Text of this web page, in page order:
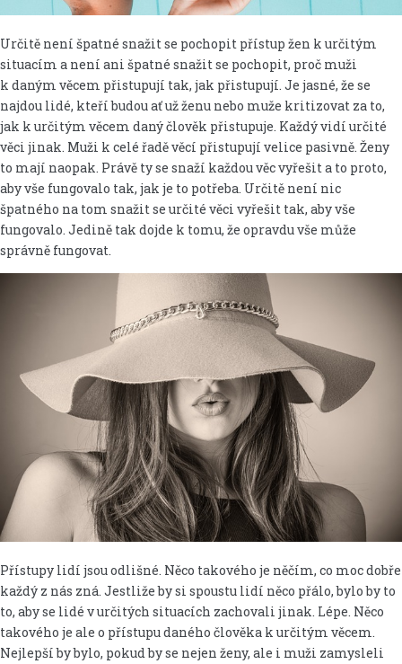
Určitě není špatné snažit se pochopit přístup žen k určitým
situacím a není ani špatné snažit se pochopit, proč muži
k daným věcem přistupují tak, jak přistupují. Je jasné, že se
najdou lidé, kteří budou ať už ženu nebo muže kritizovat za to,
jak k určitým věcem daný člověk přistupuje. Každý vidí určité
věci jinak. Muži k celé řadě věcí přistupují velice pasivně. Ženy
to mají naopak. Právě ty se snaží každou věc vyřešit a to proto,
aby vše fungovalo tak, jak je to potřeba. Určitě není nic
špatného na tom snažit se určité věci vyřešit tak, aby vše
fungovalo. Jedině tak dojde k tomu, že opravdu vše může
správně fungovat.
Přístupy lidí jsou odlišné. Něco takového je něčím, co moc dobře
každý z nás zná. Jestliže by si spoustu lidí něco přálo, bylo by to
to, aby se lidé v určitých situacích zachovali jinak. Lépe. Něco
takového je ale o přístupu daného člověka k určitým věcem.
Nejlepší by bylo, pokud by se nejen ženy, ale i muži zamysleli